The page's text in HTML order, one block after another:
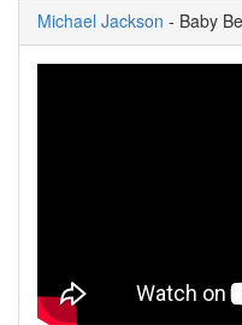
Michael Jackson - Baby